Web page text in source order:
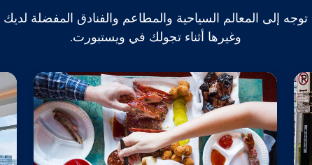
توجه إلى المعالم السياحية والمطاعم والفنادق المفضلة لديك
وغيرها أثناء تجولك في ويستبورت.